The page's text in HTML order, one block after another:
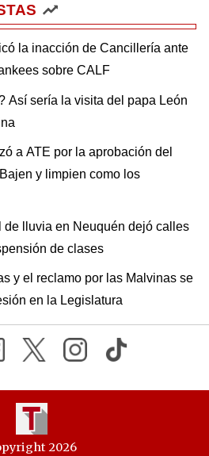
la inacción de Cancillería ante
sobre CALF
Así sería la visita del papa León
a ATE por la aprobación del
y limpien como los
de lluvia en Neuquén dejó calles
de clases
y el reclamo por las Malvinas se
en la Legislatura
2026